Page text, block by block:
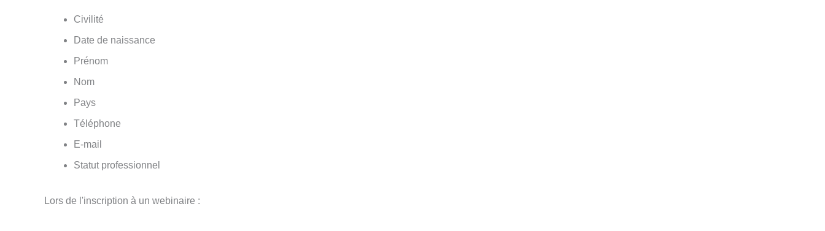
Civilité
Date de naissance
Prénom
Nom
Pays
Téléphone
E-mail
Statut professionnel
Lors de l'inscription à un webinaire :